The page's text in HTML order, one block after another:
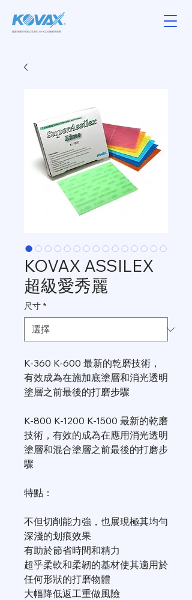
KOVAX ASSILEX
超級愛秀麗
尺寸 *
K-360 K-600 最新的乾磨技術，
有效成為在施加底塗層和消光透明
塗層之前最後的打磨步驟
K-800 K-1200 K-1500 最新的乾磨
技術，有效的成為在應用消光透明
塗層和混合塗層之前最後的打磨步
驟
特點：
不但切削能力強，也展現極其均勻
深淺的划痕效果
有助於節省時間和精力
超乎柔軟和柔韌的基材使其適用於
任何形狀的打磨物體
大幅降低返工重做風險